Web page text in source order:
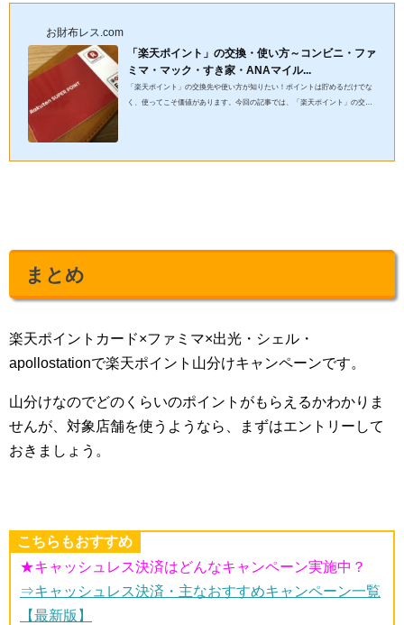
お財布レス.com
「楽天ポイント」の交換・使い方～コンビニ・ファ
ミマ・マック・すき家・ANAマイル...
「楽天ポイント」の交換先や使い方が知りたい！ポイントは貯めるだけでな
く、使ってこそ価値があります。今回の記事では、「楽天ポイント」の交換
まとめ
楽天ポイントカード×ファミマ×出光・シェル・
apollostationで楽天ポイント山分けキャンペーンです。
山分けなのでどのくらいのポイントがもらえるかわかりま
せんが、対象店舗を使うようなら、まずはエントリーして
おきましょう。
こちらもおすすめ
★キャッシュレス決済はどんなキャンペーン実施中？
⇒キャッシュレス決済・主なおすすめキャンペーン一覧
【最新版】